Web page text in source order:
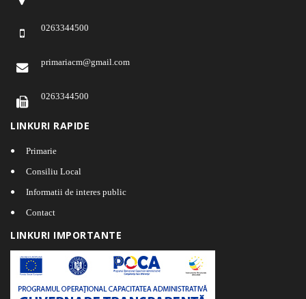
0263344500
primariacm@gmail.com
0263344500
LINKURI RAPIDE
Primarie
Consiliu Local
Informatii de interes public
Contact
LINKURI IMPORTANTE